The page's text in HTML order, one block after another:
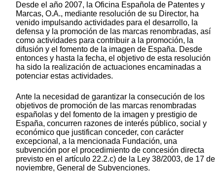
Desde el año 2007, la Oficina Española de Patentes y
Marcas, O.A., mediante resolución de su Director, ha
venido impulsando actividades para el desarrollo, la
defensa y la promoción de las marcas renombradas, así
como actividades para contribuir a la promoción, la
difusión y el fomento de la imagen de España. Desde
entonces y hasta la fecha, el objetivo de esta resolución
ha sido la realización de actuaciones encaminadas a
potenciar estas actividades.
Ante la necesidad de garantizar la consecución de los
objetivos de promoción de las marcas renombradas
españolas y del fomento de la imagen y prestigio de
España, concurren razones de interés público, social y
económico que justifican conceder, con carácter
excepcional, a la mencionada Fundación, una
subvención por el procedimiento de concesión directa
previsto en el artículo 22.2.c) de la Ley 38/2003, de 17 de
noviembre, General de Subvenciones.